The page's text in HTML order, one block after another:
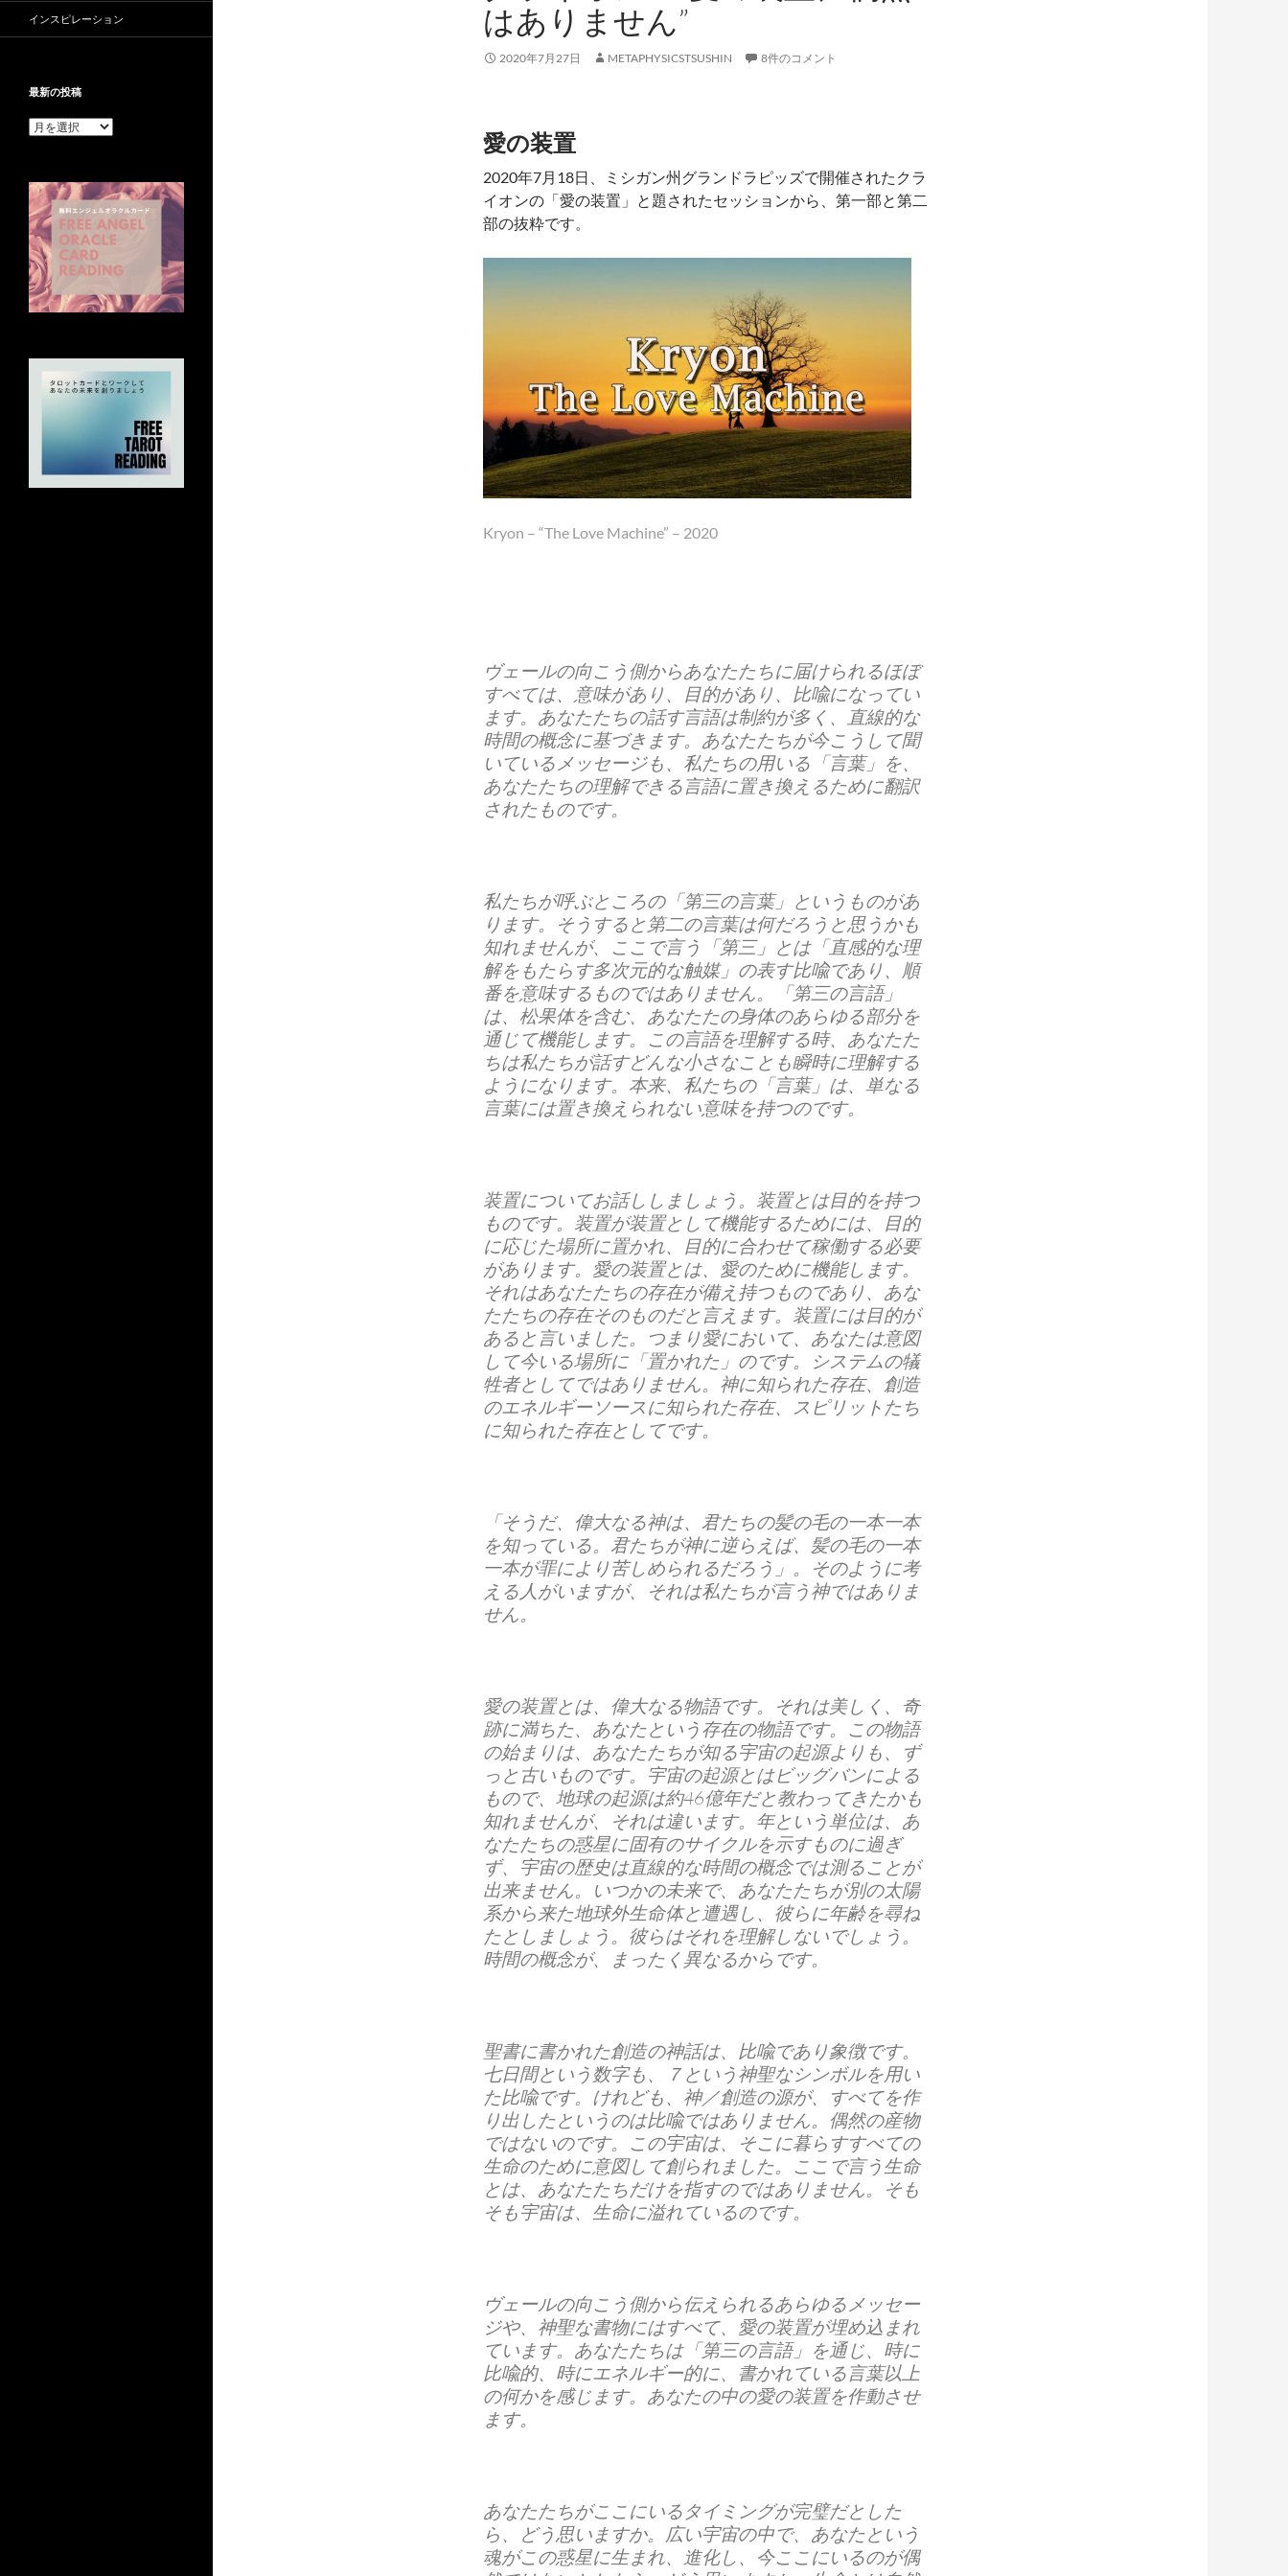
はありません”
2020年7月27日 METAPHYSICSTSUSHIN 8件のコメント
愛の装置
2020年7月18日、ミシガン州グランドラピッズで開催されたクラ
イオンの「愛の装置」と題されたセッションから、第一部と第二
部の抜粋です。
Kryon – “The Love Machine” – 2020
ヴェールの向こう側からあなたたちに届けられるほぼ
すべては、意味があり、目的があり、比喩になってい
ます。あなたたちの話す言語は制約が多く、直線的な
時間の概念に基づきます。あなたたちが今こうして聞
いているメッセージも、私たちの用いる「言葉」を、
あなたたちの理解できる言語に置き換えるために翻訳
されたものです。
私たちが呼ぶところの「第三の言葉」というものがあ
ります。そうすると第二の言葉は何だろうと思うかも
知れませんが、ここで言う「第三」とは「直感的な理
解をもたらす多次元的な触媒」の表す比喩であり、順
番を意味するものではありません。「第三の言語」
は、松果体を含む、あなたたの身体のあらゆる部分を
通じて機能します。この言語を理解する時、あなたた
ちは私たちが話すどんな小さなことも瞬時に理解する
ようになります。本来、私たちの「言葉」は、単なる
言葉には置き換えられない意味を持つのです。
装置についてお話ししましょう。装置とは目的を持つ
ものです。装置が装置として機能するためには、目的
に応じた場所に置かれ、目的に合わせて稼働する必要
があります。愛の装置とは、愛のために機能します。
それはあなたたちの存在が備え持つものであり、あな
たたちの存在そのものだと言えます。装置には目的が
あると言いました。つまり愛において、あなたは意図
して今いる場所に「置かれた」のです。システムの犠
牲者としてではありません。神に知られた存在、創造
のエネルギーソースに知られた存在、スピリットたち
に知られた存在としてです。
「そうだ、偉大なる神は、君たちの髪の毛の一本一本
を知っている。君たちが神に逆らえば、髪の毛の一本
一本が罪により苦しめられるだろう」。
そのように考
える人がいますが、それは私たちが言う神ではありま
せん。
愛の装置とは、偉大なる物語です。それは美しく、奇
跡に満ちた、あなたという存在の物語です。この物語
の始まりは、あなたたちが知る宇宙の起源よりも、ず
っと古いものです。宇宙の起源とはビッグバンによる
もので、地球の起源は約46億年だと教わってきたかも
知れませんが、それは違います。年という単位は、あ
なたたちの惑星に固有のサイクルを示すものに過ぎ
ず、宇宙の歴史は直線的な時間の概念では測ることが
出来ません。いつかの未来で、あなたたちが別の太陽
系から来た地球外生命体と遭遇し、彼らに年齢を尋ね
たとしましょう。彼らはそれを理解しないでしょう。
時間の概念が、まったく異なるからです。
聖書に書かれた創造の神話は、比喩であり象徴です。
七日間という数字も、７という神聖なシンボルを用い
た比喩です。けれども、神／創造の源が、すべてを作
り出したというのは比喩ではありません。偶然の産物
ではないのです。この宇宙は、そこに暮らすすべての
生命のために意図して創られました。ここで言う生命
とは、あなたたちだけを指すのではありません。そも
そも宇宙は、生命に溢れているのです。
ヴェールの向こう側から伝えられるあらゆるメッセー
ジや、神聖な書物にはすべて、愛の装置が埋め込まれ
ています。あなたたちは「第三の言語」を通じ、時に
比喩的、時にエネルギー的に、書かれている言葉以上
の何かを感じます。あなたの中の愛の装置を作動させ
ます。
あなたたちがここにいるタイミングが完璧だとした
ら、どう思いますか。広い宇宙の中で、あなたという
魂がこの惑星に生まれ、進化し、今ここにいるのが偶
インスピレーション
最新の投稿
最
稿